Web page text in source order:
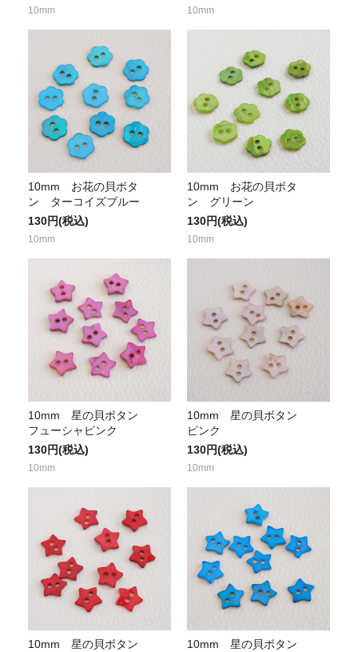
10mm 10mm
10mm お花の貝ボタ
ン ターコイズブルー
130円(税込)
10mm
10mm お花の貝ボタ
ン グリーン
130円(税込)
10mm
10mm 星の貝ボタン
フューシャピンク
130円(税込)
10mm
10mm 星の貝ボタン
ピンク
130円(税込)
10mm
10mm 星の貝ボタン
10mm 星の貝ボタン